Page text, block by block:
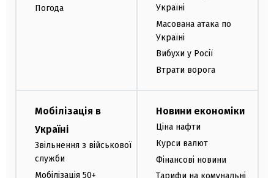
Погода
Україні
Масована атака по
Україні
Вибухи у Росії
Втрати ворога
Мобілізація в
Україні
Звільнення з військової
служби
Мобілізація 50+
Новини економіки
Ціна нафти
Курси валют
Фінансові новини